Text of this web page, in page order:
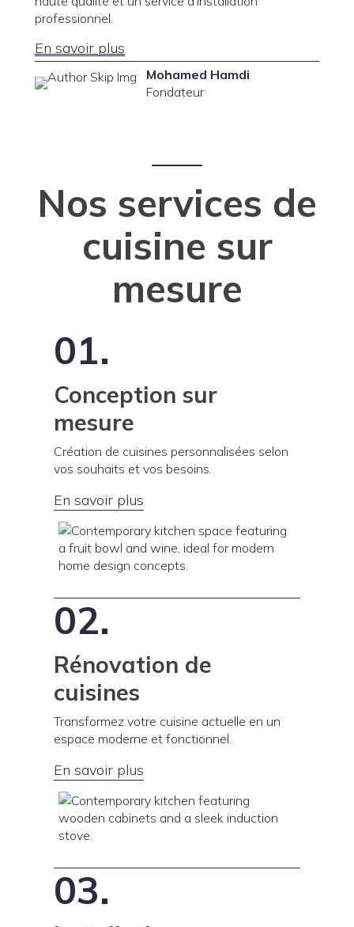
professionnel.
En savoir plus
Mohamed Hamdi
Fondateur
Nos services de
cuisine sur
mesure
01.
Conception sur
mesure
Création de cuisines personnalisées selon
vos souhaits et vos besoins.
En savoir plus
02.
Rénovation de
cuisines
Transformez votre cuisine actuelle en un
espace moderne et fonctionnel.
En savoir plus
03.